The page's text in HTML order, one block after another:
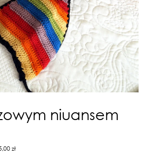
niuansem
zł